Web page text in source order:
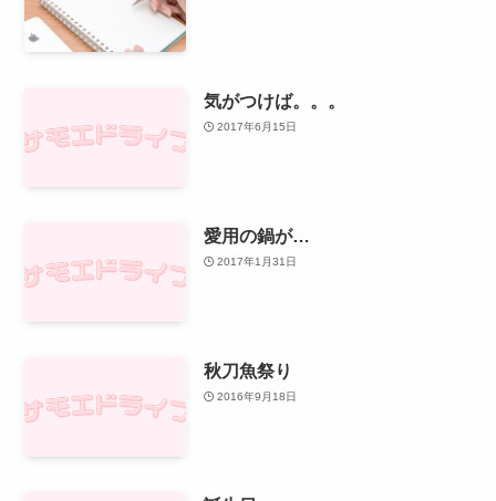
気がつけば。。。
2017年6月15日
愛用の鍋が…
2017年1月31日
秋刀魚祭り
2016年9月18日